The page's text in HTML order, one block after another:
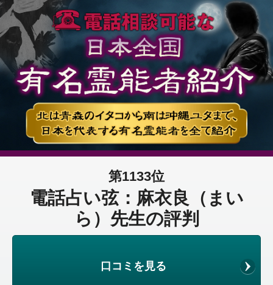
第1133位
電話占い弦：麻衣良（まい
ら）先生の評判
口コミを見る